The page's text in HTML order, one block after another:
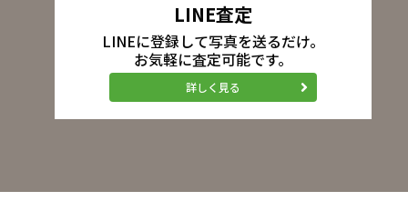
LINE査定
LINEに登録して写真を送るだけ。
お気軽に査定可能です。
詳しく見る